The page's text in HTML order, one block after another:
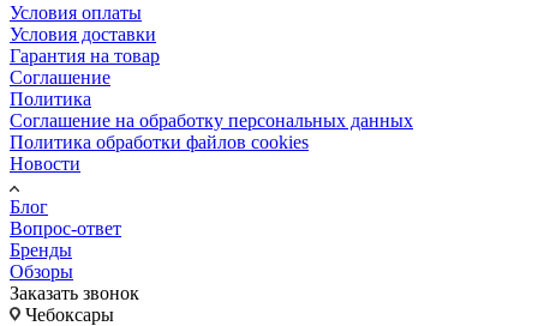
Условия оплаты
Условия доставки
Гарантия на товар
Соглашение
Политика
Соглашение на обработку персональных данных
Политика обработки файлов cookies
Новости
Блог
Вопрос-ответ
Бренды
Обзоры
Заказать звонок
Чебоксары